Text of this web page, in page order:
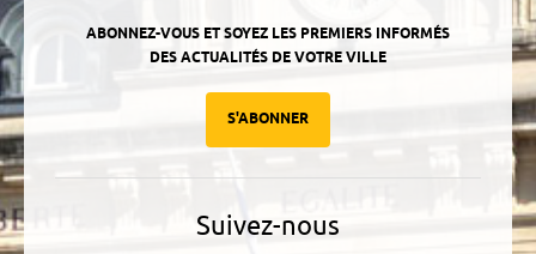
ABONNEZ-VOUS ET SOYEZ LES PREMIERS INFORMÉS
DES ACTUALITÉS DE VOTRE VILLE
S'ABONNER
Suivez-nous